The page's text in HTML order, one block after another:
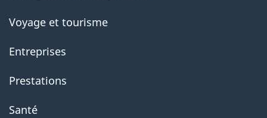
Voyage et tourisme
Entreprises
Prestations
Santé